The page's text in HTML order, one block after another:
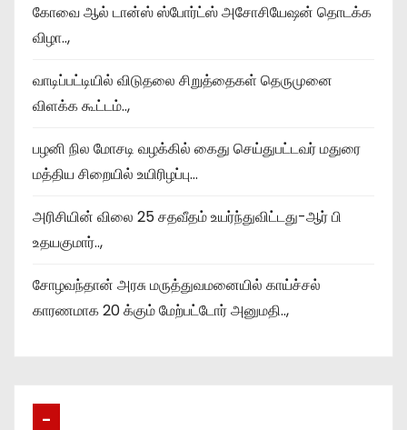
கோவை ஆல் டான்ஸ் ஸ்போர்ட்ஸ் அசோசியேஷன் தொடக்க
விழா..,
வாடிப்பட்டியில் விடுதலை சிறுத்தைகள் தெருமுனை
விளக்க கூட்டம்..,
பழனி நில மோசடி வழக்கில் கைது செய்துபட்டவர் மதுரை
மத்திய சிறையில் உயிரிழப்பு…
அரிசியின் விலை 25 சதவீதம் உயர்ந்துவிட்டது-ஆர் பி
உதயகுமார்..,
சோழவந்தான் அரசு மருத்துவமனையில் காய்ச்சல்
காரணமாக 20 க்கும் மேற்பட்டோர் அனுமதி..,
–